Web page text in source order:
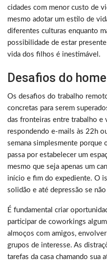
cidades com menor custo de
mesmo adotar um estilo de
diferentes culturas enquanto
possibilidade de estar
vida dos filhos é inestimável.
Desafios do
Os desafios do trabalho
concretas para serem
das fronteiras entre trabalho e
respondendo e-mails às 22h
semana simplesmente porque
passa por estabelecer um
mesmo que seja apenas um
início e fim do expediente. O
solidão e até depressão se
É fundamental criar
participar de coworkings
almoços com amigos,
grupos de interesse. As
tarefas da casa chamando sua